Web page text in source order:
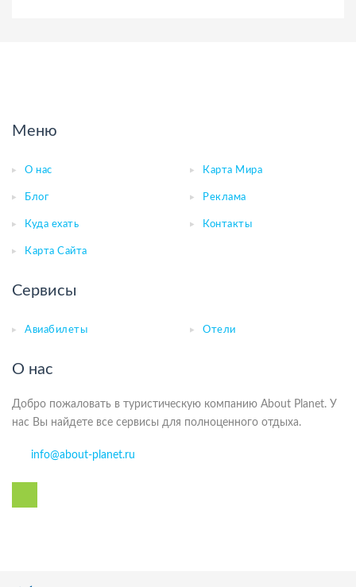
Меню
О нас Карта Мира
Блог Реклама
Куда ехать Контакты
Карта Сайта
Сервисы
Авиабилеты Отели
О нас
Добро пожаловать в туристическую компанию About Planet. У
нас Вы найдете все сервисы для полноценного отдыха.
info@about-planet.ru